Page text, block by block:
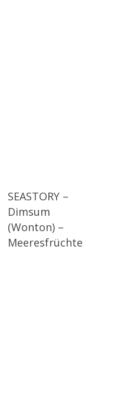
SEASTORY –
Dimsum
(Wonton) –
Meeresfrüchte